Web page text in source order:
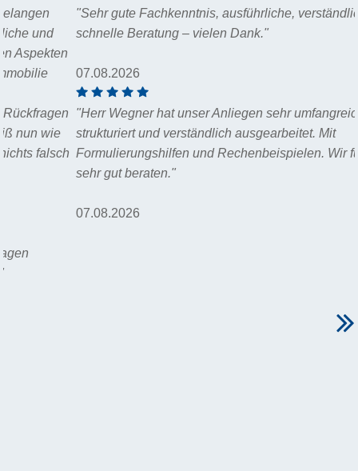
"Sehr gute Fachkenntnis, ausführliche, verständliche und
schnelle Beratung – vielen Dank."
07.08.2026
"Herr Wegner hat unser Anliegen sehr umfangreich,
strukturiert und verständlich ausgearbeitet. Mit
Formulierungshilfen und Rechenbeispielen. Wir fühlen uns
sehr gut beraten."